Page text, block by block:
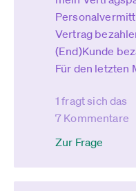
Vertrag
(End)Kunde
Für den letzten
1 fragt sich das
7 Kommentare
Zur Frage